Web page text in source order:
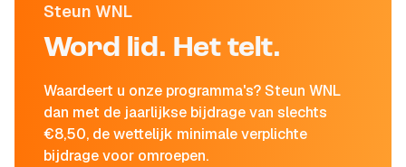
Steun WNL
Word lid. Het telt.
Waardeert u onze programma's? Steun WNL
dan met de jaarlijkse bijdrage van slechts
€8,50, de wettelijk minimale verplichte
bijdrage voor omroepen.